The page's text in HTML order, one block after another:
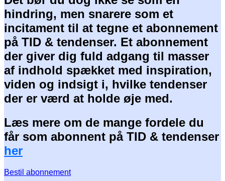
hindring, men snarere som et
incitament til at tegne et abonnement
på TID & tendenser. Et abonnement
der giver dig fuld adgang til masser
af indhold spækket med inspiration,
viden og indsigt i, hvilke tendenser
der er værd at holde øje med.
Læs mere om de mange fordele du
får som abonnent på TID & tendenser
her
Bestil abonnement